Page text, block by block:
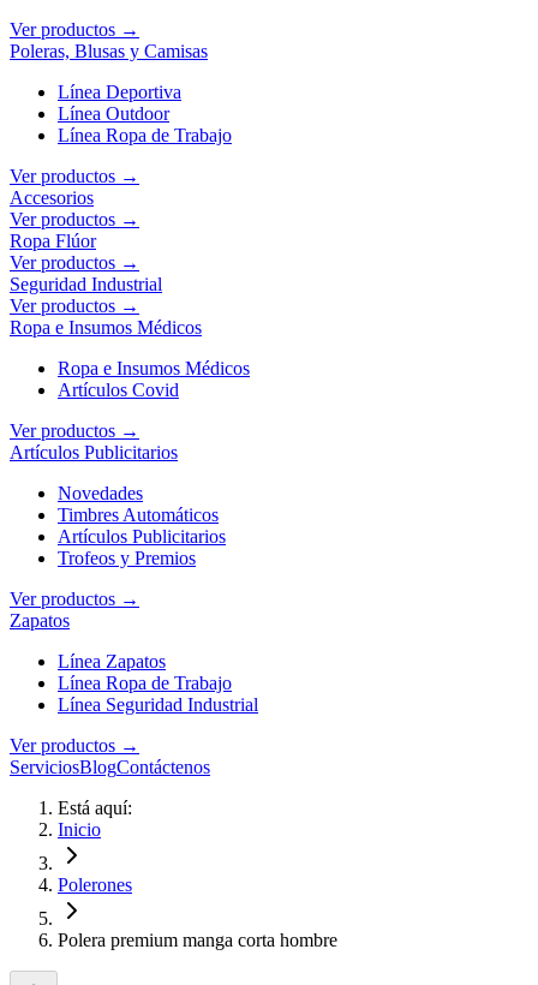
Ver productos →
Poleras, Blusas y Camisas
Línea Deportiva
Línea Outdoor
Línea Ropa de Trabajo
Ver productos →
Accesorios
Ver productos →
Ropa Flúor
Ver productos →
Seguridad Industrial
Ver productos →
Ropa e Insumos Médicos
Ropa e Insumos Médicos
Artículos Covid
Ver productos →
Artículos Publicitarios
Novedades
Timbres Automáticos
Artículos Publicitarios
Trofeos y Premios
Ver productos →
Zapatos
Línea Zapatos
Línea Ropa de Trabajo
Línea Seguridad Industrial
Ver productos →
ServiciosBlogContáctenos
Está aquí:
Inicio
Polerones
Polera premium manga corta hombre